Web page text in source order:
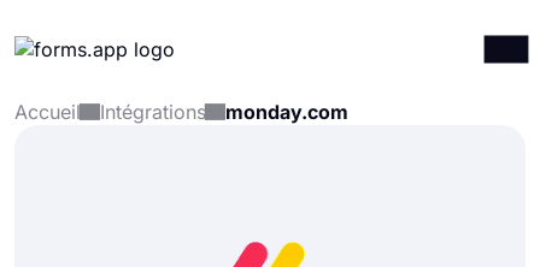
Produits
Accueil Intégrations monday.com